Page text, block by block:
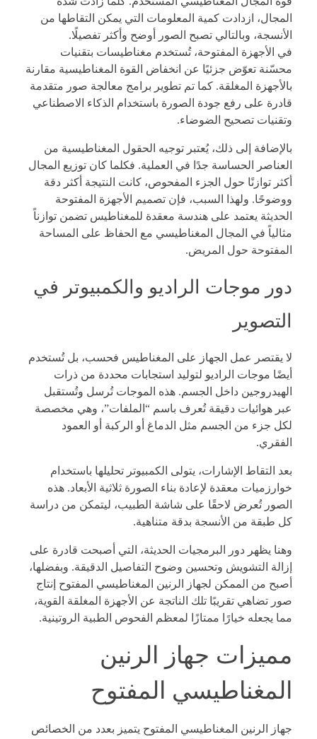
المجال، ازدادت كمية المعلومات التي يمكن التقاطها من
الأنسجة، وبالتالي تصبح الصور أوضح وأكثر تفصيلًا.
في الأجهزة المفتوحة، تُستخدم مغناطيسات بتقنيات
محسّنة تعوّض جزئيًا عن انخفاض القوة المغناطيسية مقارنة
بالأجهزة المغلقة. كما تم تطوير برامج معالجة صور متقدمة
قادرة على رفع جودة الصورة باستخدام الذكاء الاصطناعي
وتقنيات تصحيح الضوضاء.
بالإضافة إلى ذلك، يُعتبر توجيه الحقول المغناطيسية من
العناصر الحساسة جدًا في العملية. فكلما كان توزيع المجال
أكثر توازنًا حول الجزء المفحوص، كانت النتيجة أكثر دقة
ووضوحًا. ولهذا السبب، فإن تصميم الأجهزة المفتوحة
الحديثة يعتمد على هندسة معقدة للمغناطيس تضمن توازناً
مثالياً في المجال المغناطيسي مع الحفاظ على المساحة
المفتوحة حول المريض.
دور موجات الراديو والكمبيوتر في
التصوير
لا يقتصر عمل الجهاز على المغناطيس فحسب، بل تُستخدم
أيضًا موجات الراديو لتوليد استجابات محددة من ذرات
الهيدروجين داخل الجسم. هذه الموجات تُرسل وتُستقبل
عبر هوائيات دقيقة تُعرف باسم “الملفات”، وهي مخصصة
لكل جزء من الجسم مثل الدماغ أو الركبة أو العمود
الفقري.
بعد التقاط الإشارات، يتولى الكمبيوتر تحليلها باستخدام
خوارزميات معقدة لإعادة بناء الصورة ثلاثية الأبعاد. هذه
الصور تُعرض لاحقًا على شاشة الطبيب، ليتمكن من دراسة
كل طبقة من الأنسجة بدقة متناهية.
وهنا يظهر دور البرمجيات الحديثة، التي أصبحت قادرة على
إزالة التشويش وتحسين وضوح التفاصيل الدقيقة. وبفضلها،
أصبح من الممكن لجهاز الرنين المغناطيسي المفتوح إنتاج
صور تضاهي تقريبًا تلك الناتجة عن الأجهزة المغلقة القوية،
مما يجعله خيارًا ممتازًا لمعظم الفحوص الطبية الروتينية.
مميزات جهاز الرنين
المغناطيسي المفتوح
جهاز الرنين المغناطيسي المفتوح يتميز بعدد من الخصائص